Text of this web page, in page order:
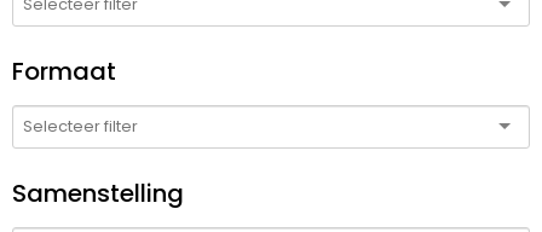
Formaat
Samenstelling